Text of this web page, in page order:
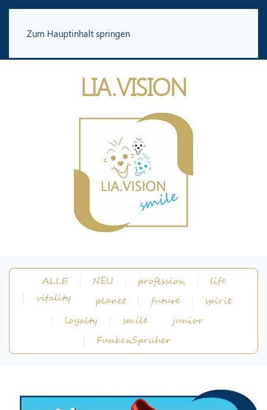
Zum Hauptinhalt springen
LIA.VISION
ALLE NEU profession
life
vitality
planet future
spirit
loyalty
smile
junior
FunkenSprüher